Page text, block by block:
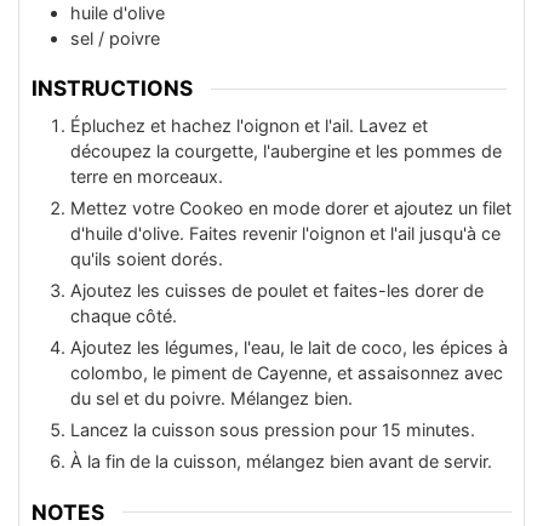
huile d'olive
sel / poivre
INSTRUCTIONS
Épluchez et hachez l'oignon et l'ail. Lavez et
découpez la courgette, l'aubergine et les pommes de
terre en morceaux.
Mettez votre Cookeo en mode dorer et ajoutez un filet
d'huile d'olive. Faites revenir l'oignon et l'ail jusqu'à ce
qu'ils soient dorés.
Ajoutez les cuisses de poulet et faites-les dorer de
chaque côté.
Ajoutez les légumes, l'eau, le lait de coco, les épices à
colombo, le piment de Cayenne, et assaisonnez avec
du sel et du poivre. Mélangez bien.
Lancez la cuisson sous pression pour 15 minutes.
À la fin de la cuisson, mélangez bien avant de servir.
NOTES